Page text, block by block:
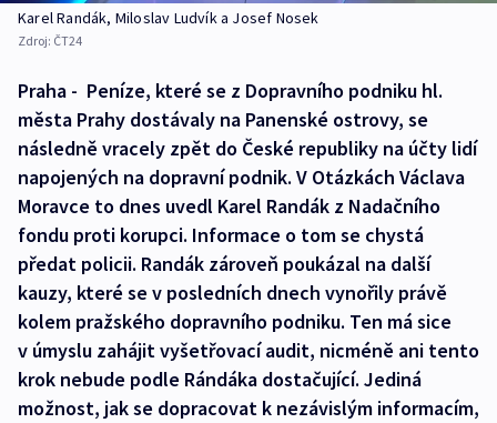
Karel Randák, Miloslav Ludvík a Josef Nosek
Zdroj: ČT24
Praha - Peníze, které se z Dopravního podniku hl.
města Prahy dostávaly na Panenské ostrovy, se
následně vracely zpět do České republiky na účty lidí
napojených na dopravní podnik. V Otázkách Václava
Moravce to dnes uvedl Karel Randák z Nadačního
fondu proti korupci. Informace o tom se chystá
předat policii. Randák zároveň poukázal na další
kauzy, které se v posledních dnech vynořily právě
kolem pražského dopravního podniku. Ten má sice
v úmyslu zahájit vyšetřovací audit, nicméně ani tento
krok nebude podle Rándáka dostačující. Jediná
možnost, jak se dopracovat k nezávislým informacím,